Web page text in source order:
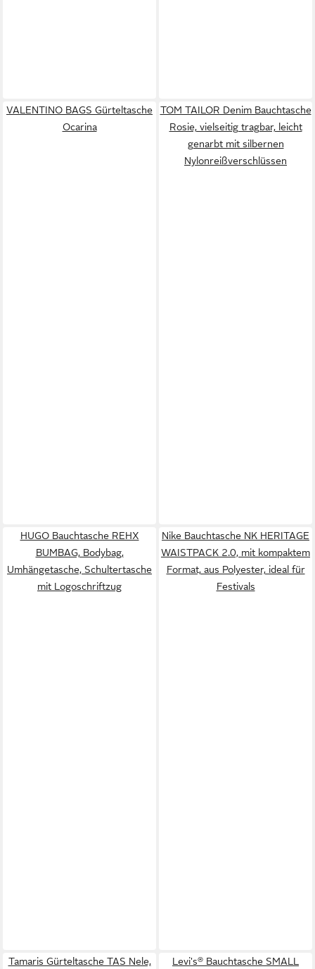
VALENTINO BAGS Gürteltasche
Ocarina
TOM TAILOR Denim Bauchtasche
Rosie, vielseitig tragbar, leicht
genarbt mit silbernen
Nylonreißverschlüssen
HUGO Bauchtasche REHX
BUMBAG, Bodybag,
Umhängetasche, Schultertasche
mit Logoschriftzug
Nike Bauchtasche NK HERITAGE
WAISTPACK 2.0, mit kompaktem
Format, aus Polyester, ideal für
Festivals
Tamaris Gürteltasche TAS Nele, Levi's® Bauchtasche SMALL